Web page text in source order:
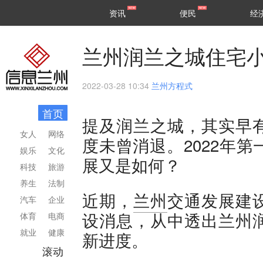
区县
资讯 便民 经
首页
网络
文化
旅游
法制
企业
电商
健康
女人
娱乐
科技
养生
汽车
体育
就业
滚动
兰州润兰之城住宅
2022-03-28 10:34 兰州方程式
提及润兰之城，其实早
度未曾消退。2022年
展又是如何？
近期， 兰州交通发展建
设消息，从中透出兰州
新进度。